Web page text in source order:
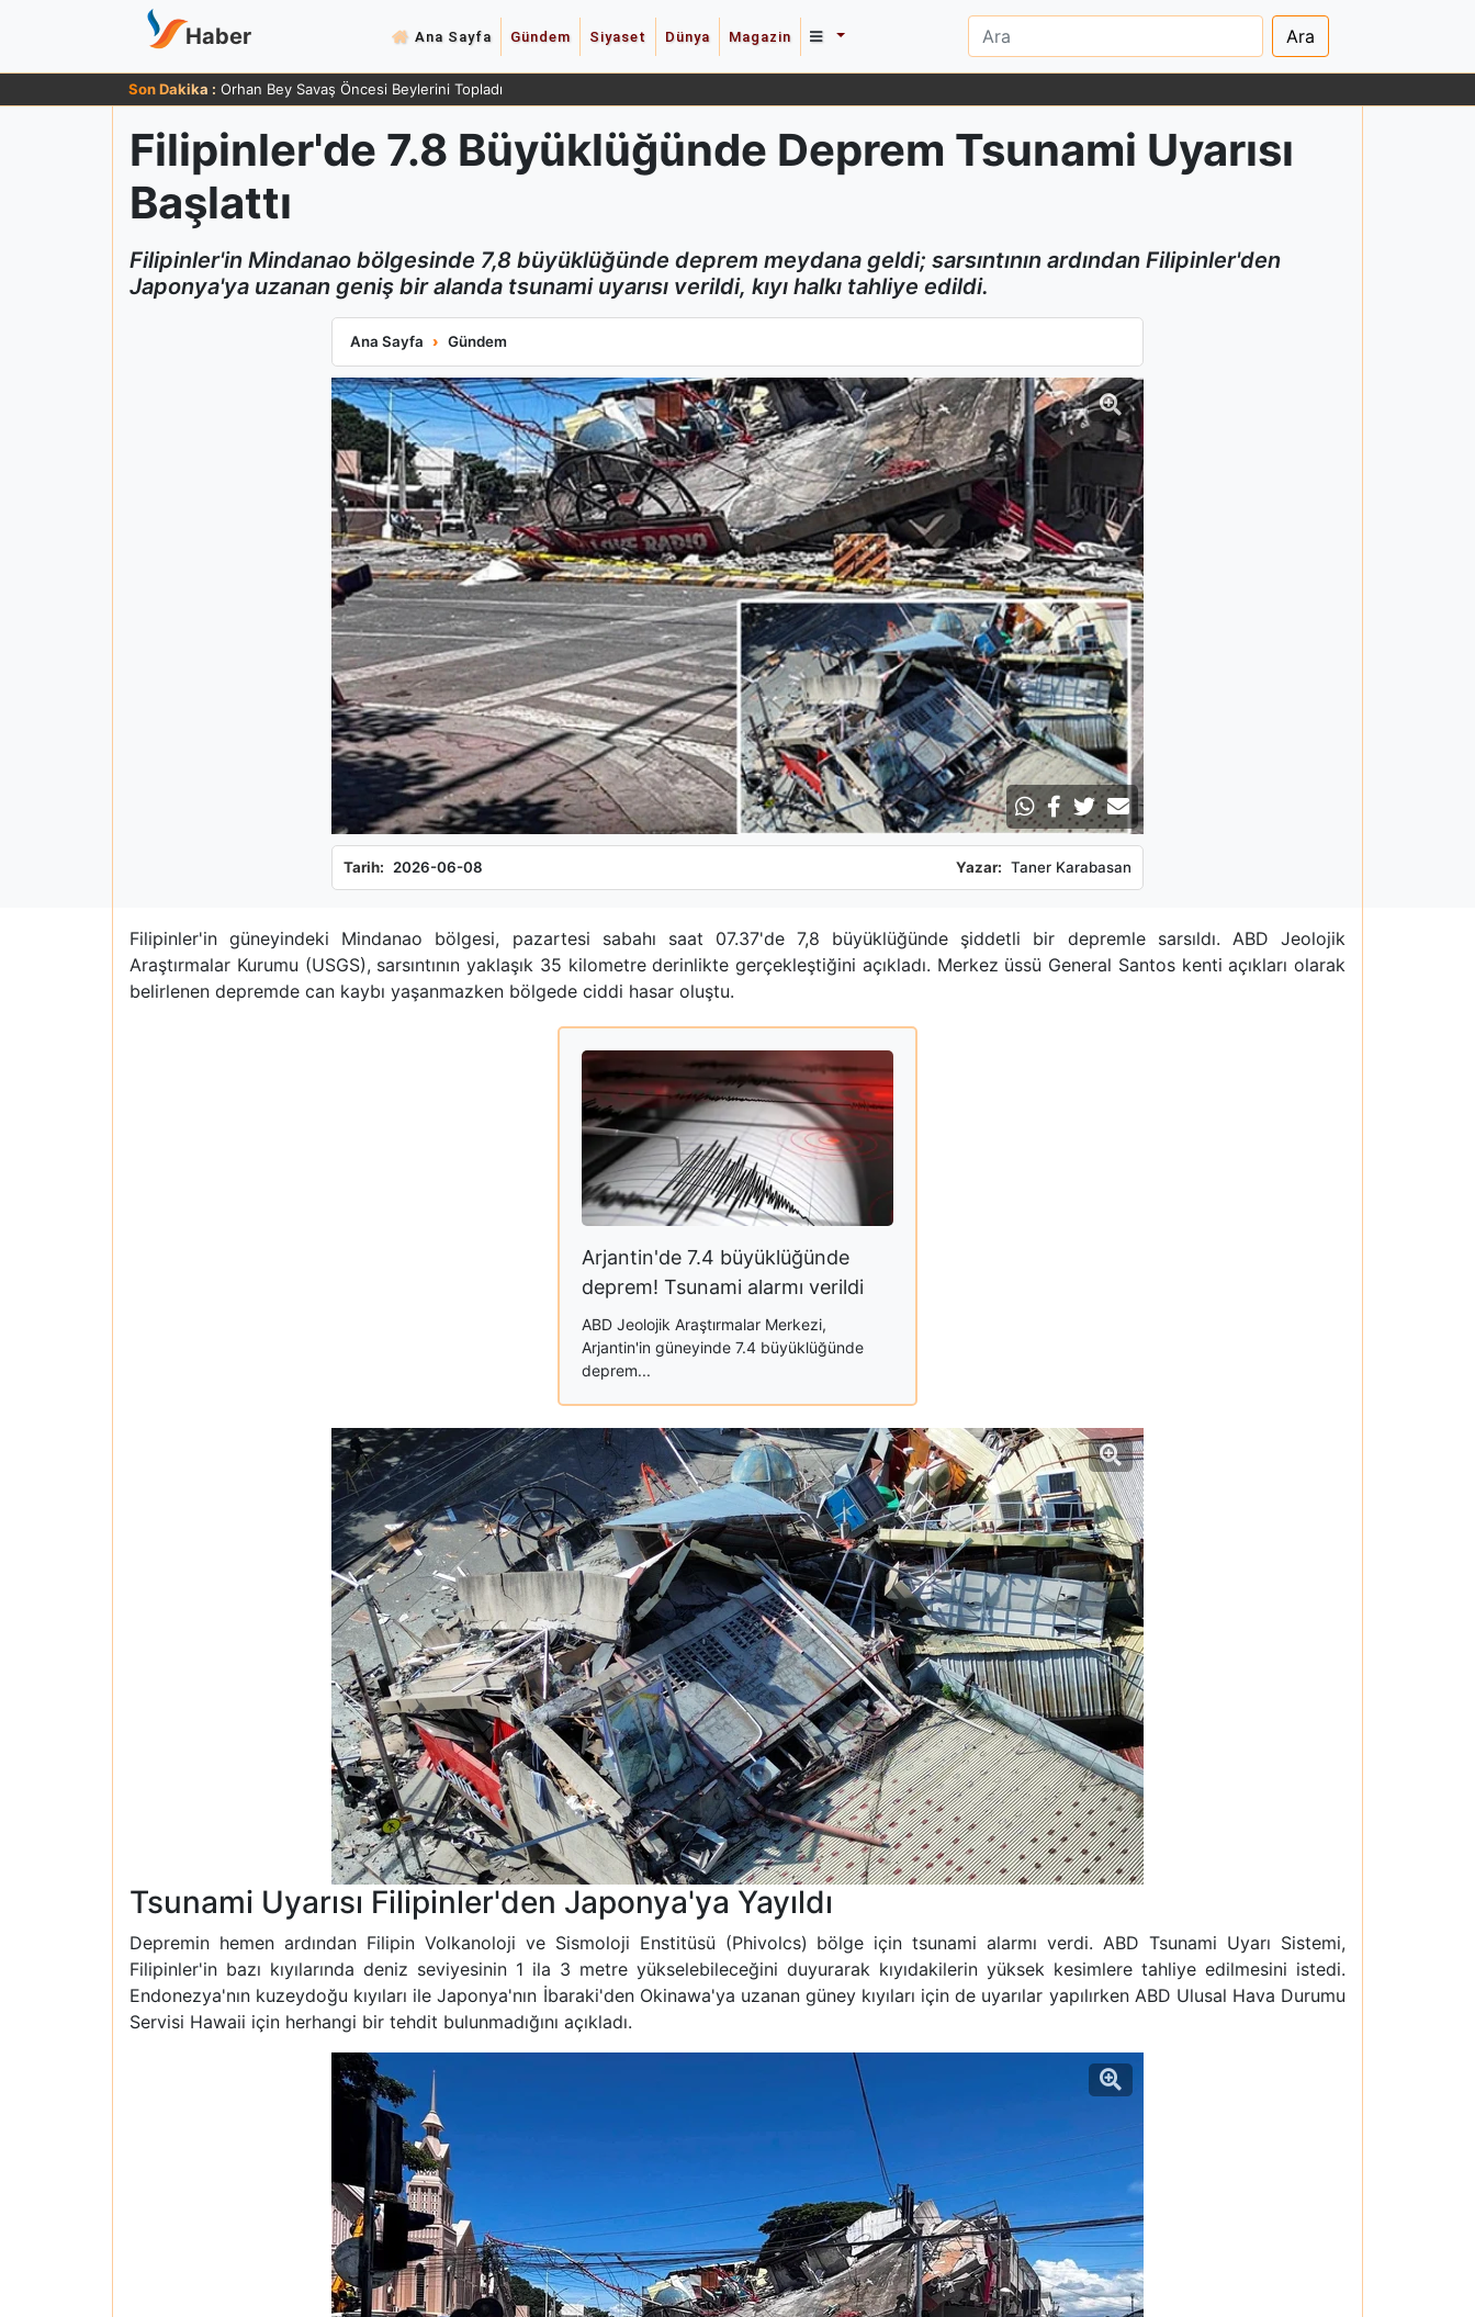
Haber Ana Sayfa Gündem Siyaset Dünya Magazin Ara
Son Dakika : Orhan Bey Savaş Öncesi Beylerini Topladı
Filipinler'de 7.8 Büyüklüğünde Deprem Tsunami Uyarısı
Başlattı
Filipinler'in Mindanao bölgesinde 7,8 büyüklüğünde deprem meydana geldi; sarsıntının ardından Filipinler'den
Japonya'ya uzanan geniş bir alanda tsunami uyarısı verildi, kıyı halkı tahliye edildi.
Ana Sayfa Gündem
Filipinler'de 7.8 Büyüklüğünde Deprem Tsunami Uyarısı Başlattı
Tarih: 2026-06-08 Yazar: Taner Karabasan
Filipinler'in güneyindeki Mindanao bölgesi, pazartesi sabahı saat 07.37'de 7,8 büyüklüğünde şiddetli bir depremle sarsıldı. ABD Jeolojik
Araştırmalar Kurumu (USGS), sarsıntının yaklaşık 35 kilometre derinlikte gerçekleştiğini açıkladı. Merkez üssü General Santos kenti açıkları olarak
belirlenen depremde can kaybı yaşanmazken bölgede ciddi hasar oluştu.
Arjantin'de 7.4 büyüklüğünde
deprem! Tsunami alarmı verildi
ABD Jeolojik Araştırmalar Merkezi,
Arjantin'in güneyinde 7.4 büyüklüğünde
deprem...
Tsunami Uyarısı Filipinler'den Japonya'ya Yayıldı
Depremin hemen ardından Filipin Volkanoloji ve Sismoloji Enstitüsü (Phivolcs) bölge için tsunami alarmı verdi. ABD Tsunami Uyarı Sistemi,
Filipinler'in bazı kıyılarında deniz seviyesinin 1 ila 3 metre yükselebileceğini duyurarak kıyıdakilerin yüksek kesimlere tahliye edilmesini istedi.
Endonezya'nın kuzeydoğu kıyıları ile Japonya'nın İbaraki'den Okinawa'ya uzanan güney kıyıları için de uyarılar yapılırken ABD Ulusal Hava Durumu
Servisi Hawaii için herhangi bir tehdit bulunmadığını açıkladı.